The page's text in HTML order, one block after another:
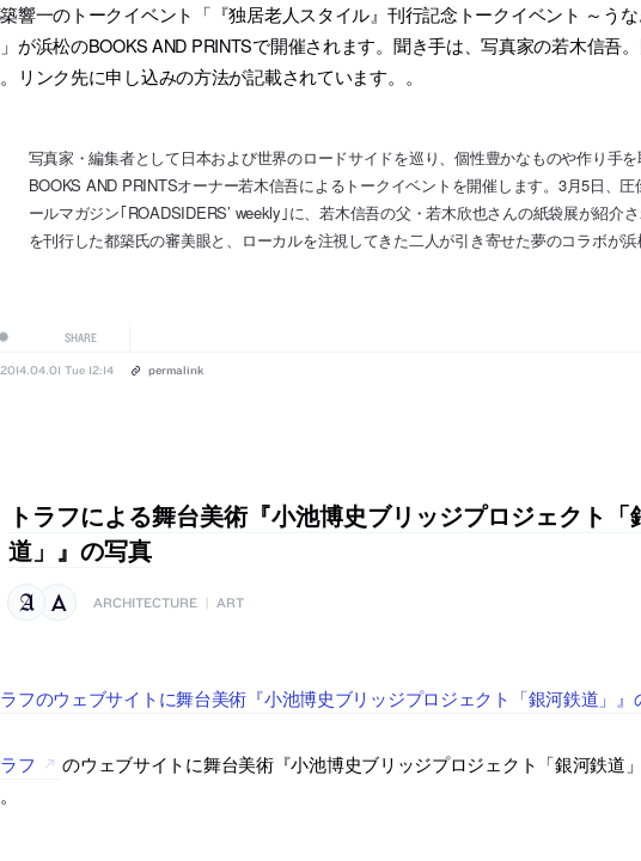
響一のトークイベント「『独居老人スタイル』刊行記念トークイベント ～う
が浜松のBOOKS AND PRINTSで開催されます。聞き手は、写真家の若木信吾
リンク先に申し込みの方法が記載されています。。
写真家・編集者として日本および世界のロードサイドを巡り、個性豊かなものや作り手を
BOOKS AND PRINTSオーナー若木信吾によるトークイベントを開催します。3月5日、
ールマガジン｢ROADSIDERS’ weekly｣に、若木信吾の父・若木欣也さんの紙袋展が紹介
を刊行した都築氏の審美眼と、ローカルを注視してきた二人が引き寄せた夢のコラボが浜
SHARE
2014.04.01 Tue 12:14 permalink
トラフによる舞台美術『小池博史ブリッジプロジェクト「
道」』の写真
ARCHITECTURE | ART
ラフのウェブサイトに舞台美術『小池博史ブリッジプロジェクト「銀河鉄道」
フ
のウェブサイトに舞台美術『小池博史ブリッジプロジェクト「銀河鉄道